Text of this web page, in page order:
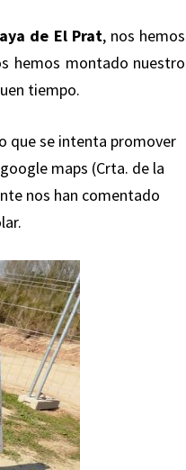
de El Prat, nos hemos
hemos montado nuestro
tiempo.
que se intenta promover
maps (Crta. de la
nos han comentado